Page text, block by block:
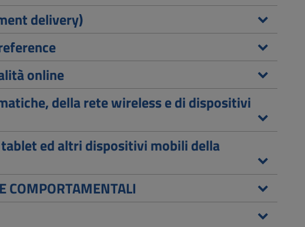
delivery)
online
della rete wireless e di dispositivi
ed altri dispositivi mobili della
COMPORTAMENTALI